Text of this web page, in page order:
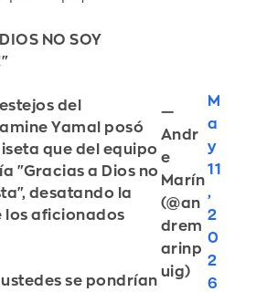
NO SOY
del
Yamal posó
que del equipo
"Gracias a Dios no
desatando la
los aficionados
se pondrían
—
Andr
e
Marín
(@an
drem
arinp
uig)
M
a
y
11
,
2
0
2
6